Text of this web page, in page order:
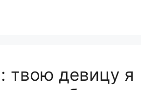
твою девицу я